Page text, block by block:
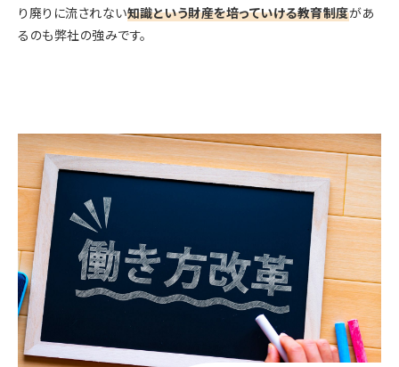
り廃りに流されない知識という財産を培っていける教育制度があ
るのも弊社の強みです。